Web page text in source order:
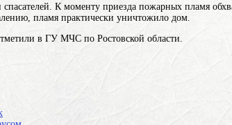
спасателей. К моменту приезда пожарных пламя
пламя практически уничтожило дом.
в ГУ МЧС по Ростовской области.